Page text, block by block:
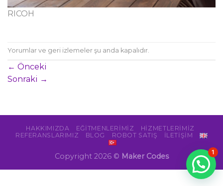
RICOH
Yorumlar ve geri izlemeler şu anda kapalıdır.
← Önceki
Sonraki →
HAKKIMIZDA EĞITMENLERIMIZ
HIZMETLERIMIZ
REFERANSLARIMIZ
BLOG ROBOT SATIŞ İLETİŞİM
Copyright 2026 © Maker Codes 1